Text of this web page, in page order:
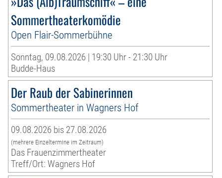
Sommertheaterkomödie
Open Flair-Sommerbühne
Sonntag, 09.08.2026 | 19:30 Uhr - 21:30 Uhr
Budde-Haus
Der Raub der Sabinerinnen
Sommertheater in Wagners Hof
09.08.2026 bis 27.08.2026
(mehrere Einzeltermine im Zeitraum)
Das Frauenzimmertheater
Treff/Ort: Wagners Hof